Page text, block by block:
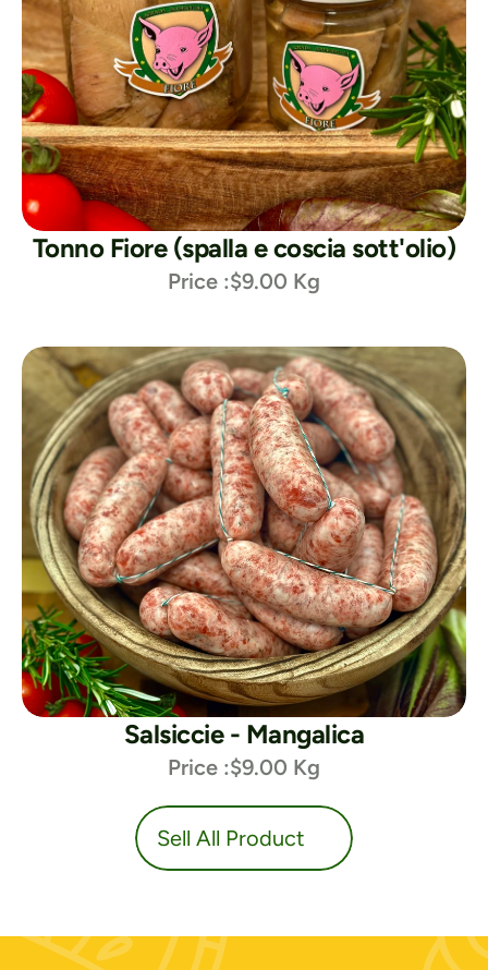
Tonno Fiore (spalla e coscia sott'olio)
Price :$9.00 Kg
Salsiccie - Mangalica
Price :$9.00 Kg
Sell All Product